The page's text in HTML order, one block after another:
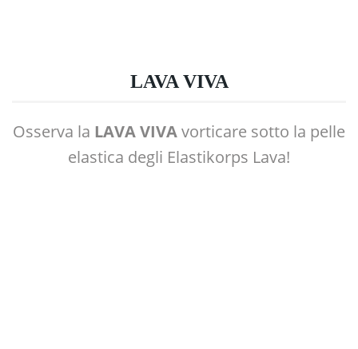
LAVA VIVA
Osserva la LAVA VIVAvorticare sotto la pelle
elastica degli Elastikorps Lava!